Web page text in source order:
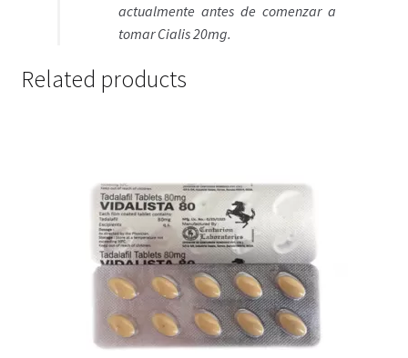
actualmente antes de comenzar a
tomar Cialis 20mg.
Related products